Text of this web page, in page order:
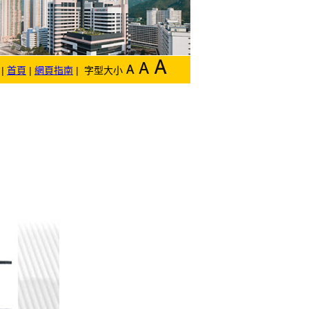
| 首頁 | 網頁指南 | 字型大小